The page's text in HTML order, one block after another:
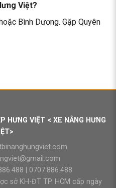
Việt?
Bình Dương. Gặp Quyên
HƯNG VIỆT < XE NÂNG HƯNG
0707.886.488
sở KH-ĐT TP. HCM cấp ngày